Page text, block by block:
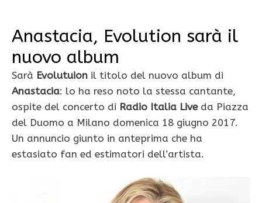
Anastacia, Evolution sarà il
nuovo album
Sarà Evolutuion il titolo del nuovo album di
Anastacia: lo ha reso noto la stessa cantante,
ospite del concerto di Radio Italia Liveda Piazza
del Duomo a Milano domenica 18 giugno 2017.
Un annuncio giunto in anteprima che ha
estasiato fan ed estimatori dell’artista.